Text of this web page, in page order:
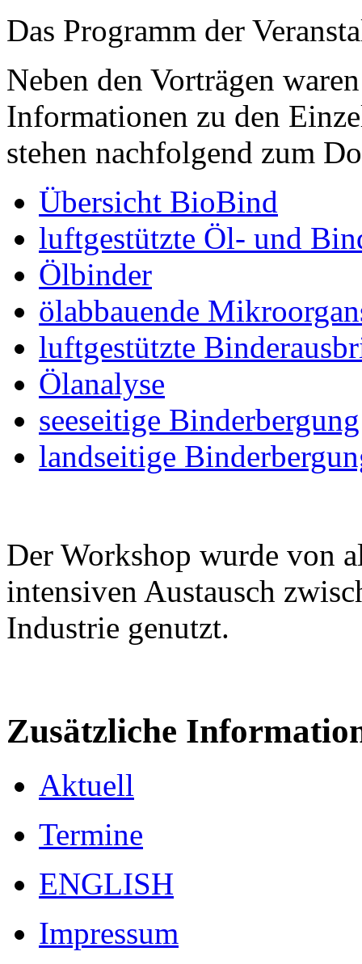
Das Programm der
Neben den Vorträgen
Informationen zu den
stehen nachfolgend zum
Übersicht BioBind
luftgestützte Öl- und
Ölbinder
ölabbauende
luftgestützte
Ölanalyse
seeseitige Binderbergung
landseitige
Der Workshop wurde von
intensiven Austausch
Industrie genutzt.
Zusätzliche
Aktuell
Termine
ENGLISH
Impressum